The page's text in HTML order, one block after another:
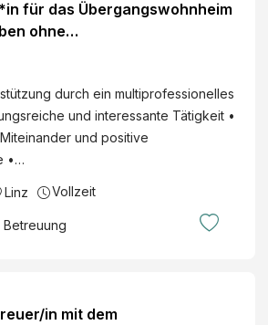
für das Übergangswohnheim
ohne
durch ein multiprofessionelles
und interessante Tätigkeit •
und positive
•…
Linz Vollzeit
in mit dem